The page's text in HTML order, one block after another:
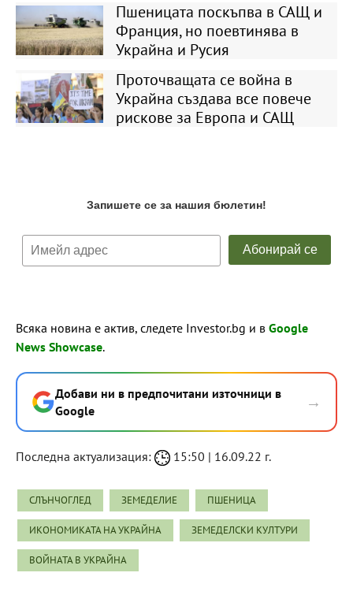
Пшеницата поскъпва в САЩ и
Франция, но поевтинява в
Украйна и Русия
Проточващата се война в
Украйна създава все повече
рискове за Европа и САЩ
Всяка новина е актив, следете Investor.bg и в Google
News Showcase.
Добави ни в предпочитани източници в
Google
→
Последна актуализация: 15:50 | 16.09.22 г.
СЛЪНЧОГЛЕД ЗЕМЕДЕЛИЕ ПШЕНИЦА
ИКОНОМИКАТА НА УКРАЙНА ЗЕМЕДЕЛСКИ КУЛТУРИ
ВОЙНАТА В УКРАЙНА